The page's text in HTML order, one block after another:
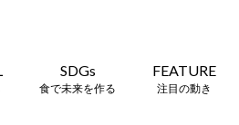
SDGs
食で未来を作る
FEATURE
注目の動き